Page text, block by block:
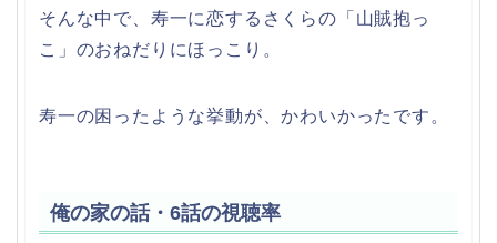
そんな中で、寿一に恋するさくらの「山賊抱っ
こ」のおねだりにほっこり。
寿一の困ったような挙動が、かわいかったです。
俺の家の話・6話の視聴率